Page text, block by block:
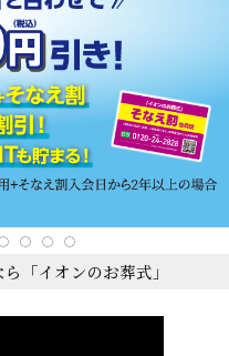
「イオンのお葬式」